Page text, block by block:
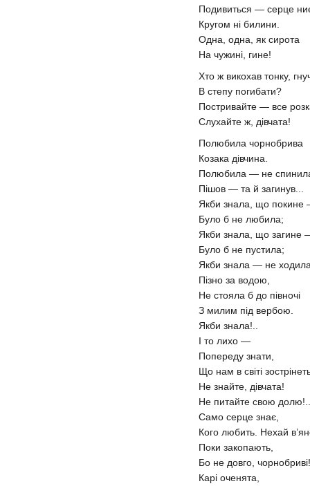
Подивиться — серце
Кругом ні билини.
Одна, одна, як сирота
На чужині, гине!
Хто ж викохав тонку,
В степу погибати?
Постривайте — все
Слухайте ж, дівчата!
Полюбила чорнобрива
Козака дівчина.
Полюбила — не
Пішов — та й загинув...
Якби знала, що покине
Було б не любила;
Якби знала, що загине
Було б не пустила;
Якби знала — не
Пізно за водою,
Не стояла б до півночі
З милим під вербою.
Якби знала!..
І то лихо —
Попереду знати,
Що нам в світі
Не знайте, дівчата!
Не питайте свою долю!..
Само серце знає,
Кого любить. Нехай
Поки закопають,
Бо не довго, чорнобриві!
Карі оченята,